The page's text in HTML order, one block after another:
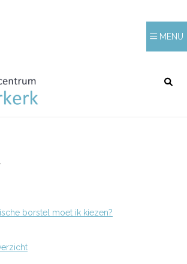
MENU
borstel moet ik kiezen?